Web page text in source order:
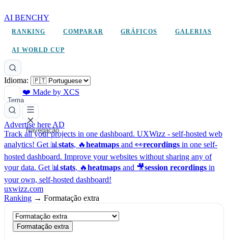
AI BENCHY
RANKING COMPARAR GRÁFICOS GALERIAS
AI WORLD CUP
Idioma:
Tema
❤️ Made by XCS
Navegação
Advertise here AD
Track all your projects in one dashboard. UXWizz - self-hosted web
analytics! Get 📊 stats, 🔥heatmaps and 👀recordings in one self-
hosted dashboard. Improve your websites without sharing any of
your data. Get 📊 stats, 🔥heatmaps and 🎥session recordings in
your own, self-hosted dashboard!
uxwizz.com
Ranking → Formatação extra
Formatação extra